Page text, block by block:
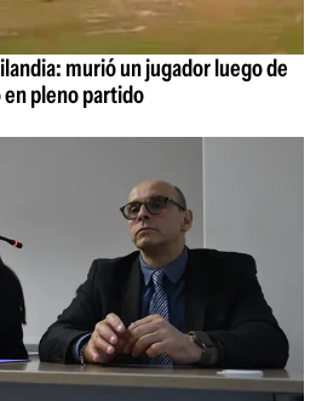
murió un jugador luego de
en pleno partido